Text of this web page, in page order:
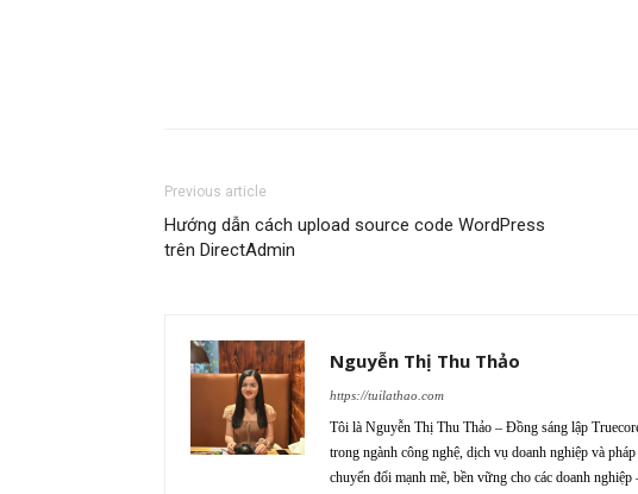
Previous article
Hướng dẫn cách upload source code WordPress
trên DirectAdmin
Nguyễn Thị Thu Thảo
https://tuilathao.com
Tôi là Nguyễn Thị Thu Thảo – Đồng sáng lập
trong ngành công nghệ, dịch vụ doanh nghiệp và
chuyển đổi mạnh mẽ, bền vững cho các doanh